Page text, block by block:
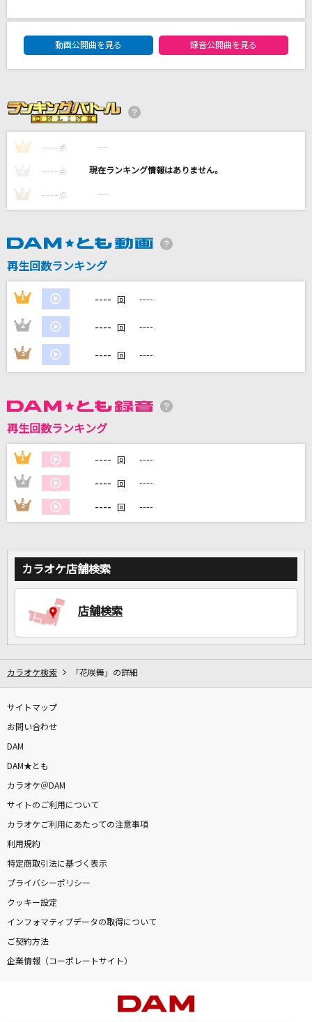
もう少しだけ
嵐(アラシ)
夜に駆ける
Present
米津玄師
カラオケ最新情報をチェック！
DAM★ともボーカルエントリーランキング
動画公開曲を見る
録音公開曲を見る
1 ---- 点 ----
---- 点 ----
3 ---- 点 ----
再生回数ランキング
1 ---- 回 ----
2 ---- 回 ----
3 ---- 回 ----
再生回数ランキング
1 ---- 回 ----
2 ---- 回 ----
3 ---- 回 ----
カラオケ店舗検索
店舗検索
カラオケ検索 「花咲舞」の詳細
サイトマップ
お問い合わせ
DAM
DAM★とも
カラオケ＠DAM
サイトのご利用について
カラオケご利用にあたっての注意事項
利用規約
特定商取引法に基づく表示
プライバシーポリシー
クッキー設定
インフォマティブデータの取得について
ご契約方法
企業情報（コーポレートサイト）